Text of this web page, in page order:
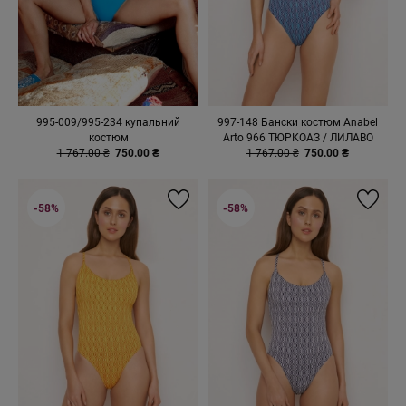
995-009/995-234 купальний
костюм
1 767.00 ₴ 750.00 ₴
997-148 Бански костюм Anabel
Arto 966 ТЮРКОАЗ / ЛИЛАВО
1 767.00 ₴ 750.00 ₴
-58% -58%